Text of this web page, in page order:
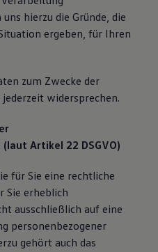
hierzu die Gründe, die
ergeben, für Ihren
zum Zwecke der
widersprechen.
Artikel 22 DSGVO)
für Sie eine rechtliche
Sie erheblich
ausschließlich auf eine
personenbezogener
gehört auch das